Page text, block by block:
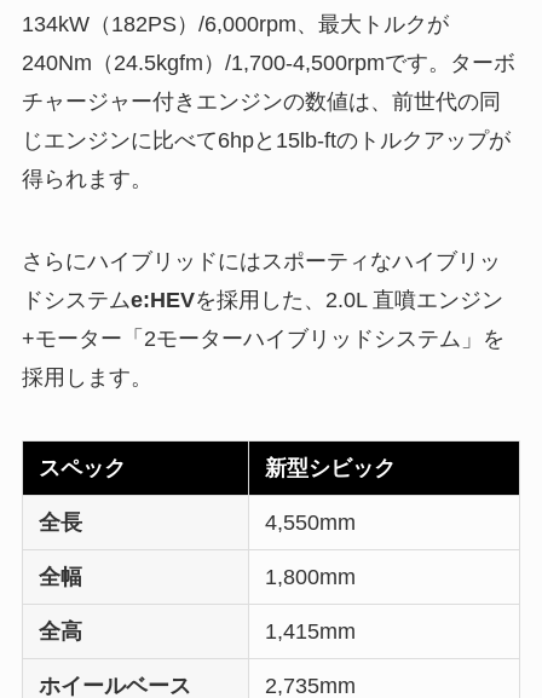
134kW（182PS）/6,000rpm、最大トルクが
240Nm（24.5kgfm）/1,700-4,500rpmです。ターボ
チャージャー付きエンジンの数値は、前世代の同
じエンジンに比べて6hpと15lb-ftのトルクアップが
得られます。
さらにハイブリッドにはスポーティなハイブリッ
ドシステムe:HEVを採用した、2.0L 直噴エンジン
+モーター「2モーターハイブリッドシステム」を
採用します。
スペック 新型シビック
全長 4,550mm
全幅 1,800mm
全高 1,415mm
ホイールベース 2,735mm